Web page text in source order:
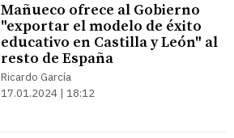
Mañueco ofrece al Gobierno
"exportar el modelo de éxito
educativo en Castilla y León" al
resto de España
Ricardo García
17.01.2024 | 18:12